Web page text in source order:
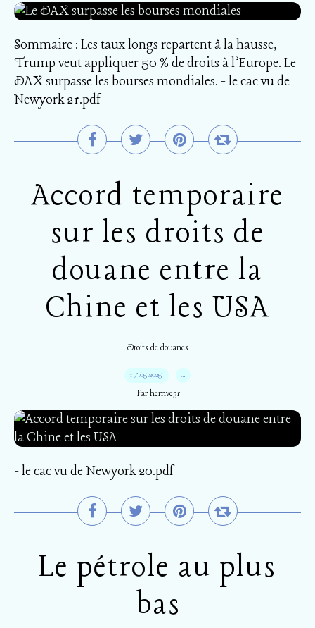
Sommaire : Les taux longs repartent à la hausse,
Trump veut appliquer 50 % de droits à l’Europe. Le
DAX surpasse les bourses mondiales. - le cac vu de
Newyork 21.pdf
Accord temporaire
sur les droits de
douane entre la
Chine et les USA
Droits de douanes
17.05.2025 …
Par hemve31
- le cac vu de Newyork 20.pdf
Le pétrole au plus
bas